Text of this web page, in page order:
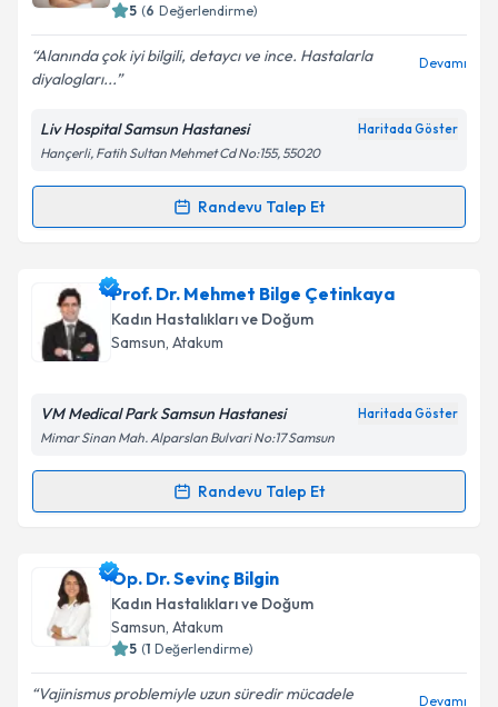
Kişisel verilerimin işlenmesine ilişkin
Aydınlatma
Metni'ni okudum ve kişisel verilerimin belirtilen
kapsamda işlenmesini kabul ediyorum.
5 (6 Değerlendirme)
Alanında çok iyi bilgili, detaycı ve ince. Hastalarla
diyalogları...
Devamı
Liv Hospital Samsun Hastanesi Haritada Göster
Hançerli, Fatih Sultan Mehmet Cd No:155, 55020
Randevu Talep Et
Randevu Takvimi Talebi
Op. Dr. Gamze Keleşiçin randevu takvimi talebi
oluşturun. Size bu uzmandan randevu almanız için bir
takvim hazırlandığında e-posta ile bilgilendireceğiz.
Kişisel verilerimin işlenmesine ilişkin
Metni'ni okudum ve kişisel verilerimin belirtilen
Takvim Talebini Gönder
Prof. Dr. Mehmet Bilge Çetinkaya
Kadın Hastalıkları ve Doğum
Samsun, Atakum
VM Medical Park Samsun Hastanesi Haritada Göster
Mimar Sinan Mah. Alparslan Bulvari No:17 Samsun
Randevu Talep Et
Randevu Takvimi Talebi
Prof. Dr. Mehmet Bilge Çetinkaya
takvimi talebi oluşturun. Size bu uzmandan randevu
almanız için bir takvim hazırlandığında e-posta ile
bilgilendireceğiz.
E-posta Adresiniz
Op. Dr. Sevinç Bilgin
Kadın Hastalıkları ve Doğum
Samsun, Atakum
5 (1 Değerlendirme)
Vajinismus problemiyle uzun süredir mücadele
Devamı